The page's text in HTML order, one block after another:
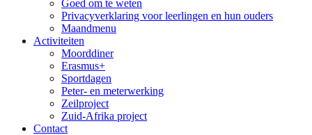
Goed om te weten
Privacyverklaring voor leerlingen en hun ouders
Maandmenu
Activiteiten
Moorddiner
Erasmus+
Sportdagen
Peter- en meterwerking
Zeilproject
Zuid-Afrika project
Contact